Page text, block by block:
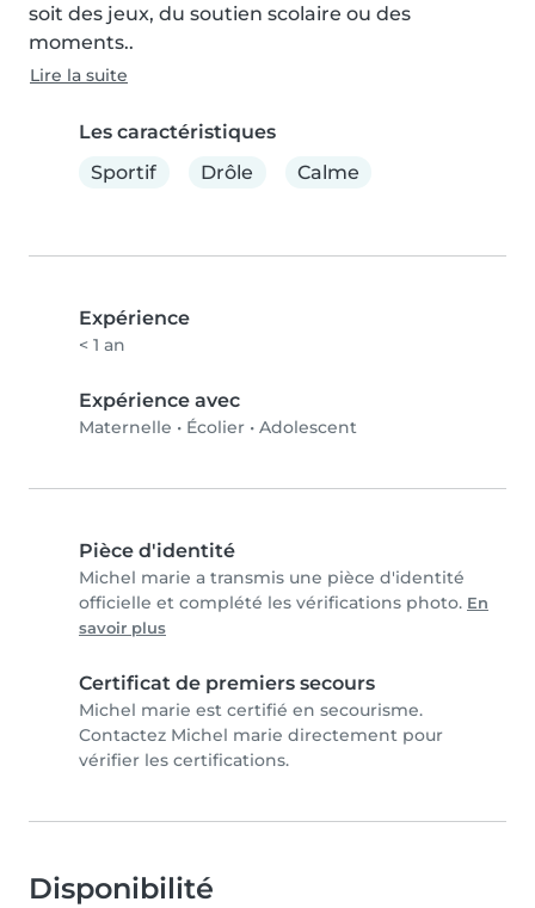
soit des jeux, du soutien scolaire ou des
moments..
Lire la suite
Les caractéristiques
Sportif
Drôle Calme
Expérience
< 1 an
Expérience avec
Maternelle • Écolier • Adolescent
Pièce d'identité
Michel marie a transmis une pièce d'identité
officielle et complété les vérifications photo. En
savoir plus
Certificat de premiers secours
Michel marie est certifié en secourisme.
Contactez Michel marie directement pour
vérifier les certifications.
Disponibilité